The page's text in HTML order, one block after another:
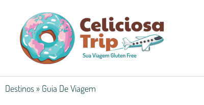
Destinos» Guia De Viagem